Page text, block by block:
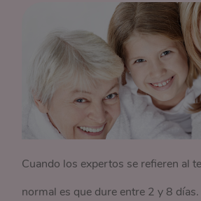
Cuando los expertos se refieren al
normal es que dure entre 2 y 8 días.